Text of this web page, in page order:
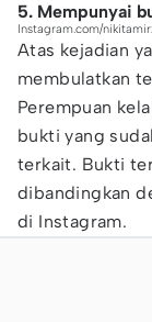
5. Mempunyai
Instagram.com/
Atas kejadian
membulatkan
Perempuan
bukti yang
terkait. Bukti
dibandingkan
di Instagram.